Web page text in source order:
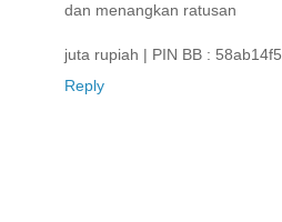
dan menangkan ratusan
juta rupiah | PIN BB : 58ab14f5
Reply